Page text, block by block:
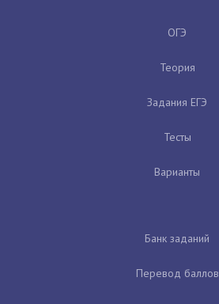
ОГЭ
Теория
Задания ЕГЭ
Тесты
Варианты
Банк заданий
Перевод баллов